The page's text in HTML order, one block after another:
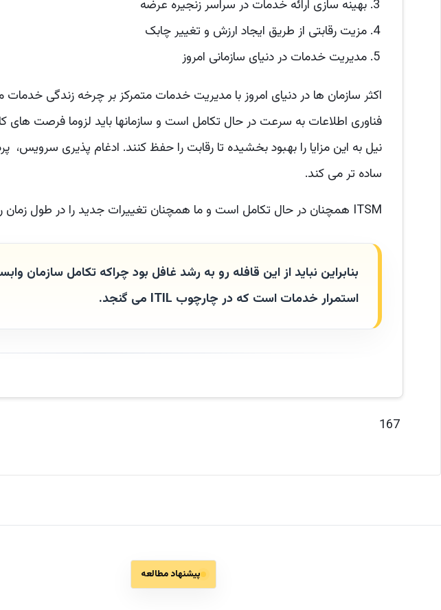
بهینه سازی ارائه خدمات در سراسر زنجیره عرضه
مزیت رقابتی از طریق ایجاد ارزش و تغییر چابک
مدیریت خدمات در دنیای سازمانی امروز
فناوری اطلاعات به سرعت در حال تکامل است و سازمانها باید لزوما فرصت های
ساده تر می کند.
ITSM همچنان در حال تکامل است و ما همچنان تغییرات جدید را در طول زمان را نظاره خواهیم کرد.
بنابراین نباید از این قافله رو به رشد غافل بود چراکه تکامل سازمان
استمرار خدمات است که در چارچوب ITIL می گنجد.
167
پیشنهاد مطالعه